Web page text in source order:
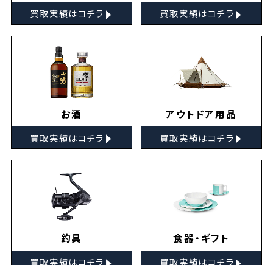
買取実績はコチラ ▸ 買取実績はコチラ ▸
お酒
買取実績はコチラ ▸
アウトドア用品
買取実績はコチラ ▸
釣具
買取実績はコチラ
食器・ギフト
買取実績はコチラ